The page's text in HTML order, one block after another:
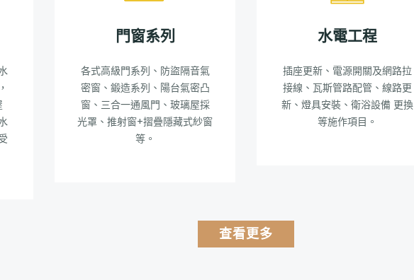
門窗系列
各式高級門系列、防盜隔音氣
密窗、鍛造系列、陽台氣密凸
窗、三合一通風門、玻璃屋採
光罩、推射窗+摺疊隱藏式紗窗
等。
水電工程
插座更新、電源開關及網路拉
接線、瓦斯管路配管、線路更
新、燈具安裝、衛浴設備 更換
等施作項目。
查看更多